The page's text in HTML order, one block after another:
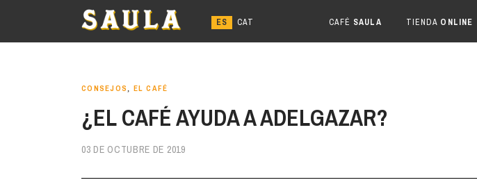
CAFÉ SAULA TIENDA ONLINE
CONSEJOS, EL CAFÉ
¿EL CAFÉ AYUDA A ADELGAZAR?
03 DE OCTUBRE DE 2019